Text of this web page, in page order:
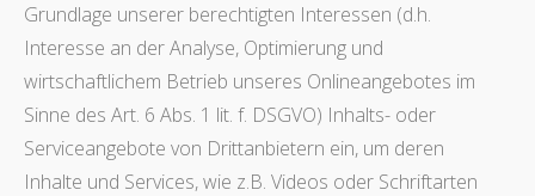
Grundlage unserer berechtigten Interessen (d.h.
Interesse an der Analyse, Optimierung und
wirtschaftlichem Betrieb unseres Onlineangebotes im
Sinne des Art. 6 Abs. 1 lit. f. DSGVO) Inhalts- oder
Serviceangebote von Drittanbietern ein, um deren
Inhalte und Services, wie z.B. Videos oder Schriftarten